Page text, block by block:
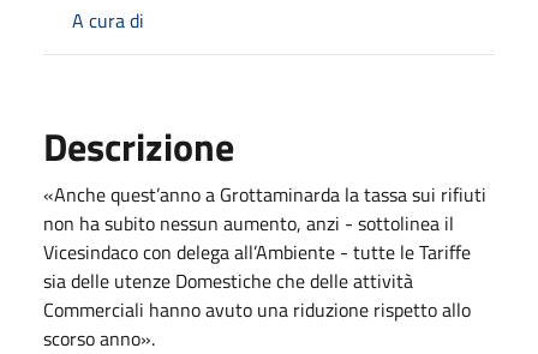
A cura di
Descrizione
«Anche quest’anno a Grottaminarda la tassa sui rifiuti
non ha subito nessun aumento, anzi - sottolinea il
Vicesindaco con delega all’Ambiente - tutte le Tariffe
sia delle utenze Domestiche che delle attività
Commerciali hanno avuto una riduzione rispetto allo
scorso anno».